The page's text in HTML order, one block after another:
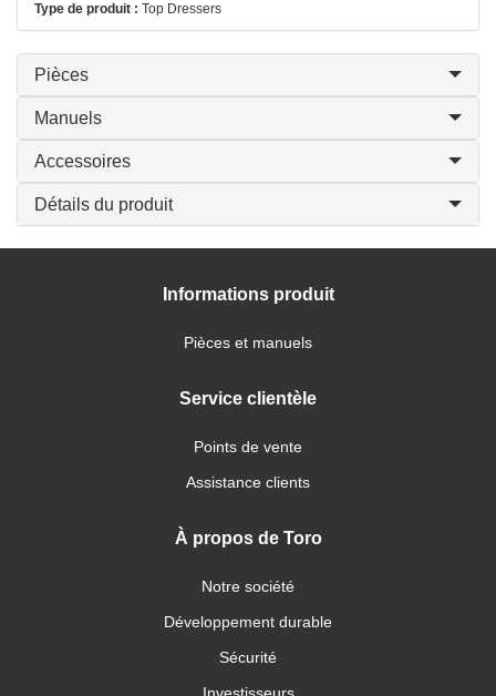
Type de produit : Top Dressers
Pièces
Manuels
Accessoires
Détails du produit
Informations produit
Pièces et manuels
Service clientèle
Points de vente
Assistance clients
À propos de Toro
Notre société
Développement durable
Sécurité